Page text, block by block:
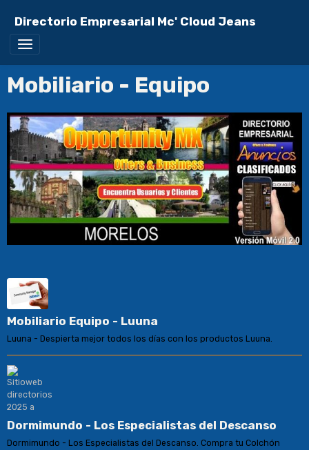
Directorio Empresarial Mc' Cloud Jeans
Mobiliario - Equipo
Mobiliario Equipo - Luuna
Luuna - Despierta mejor todos los días con los productos Luuna.
Dormimundo - Los Especialistas del Descanso
Dormimundo - Los Especialistas del Descanso. Compra tu Colchón